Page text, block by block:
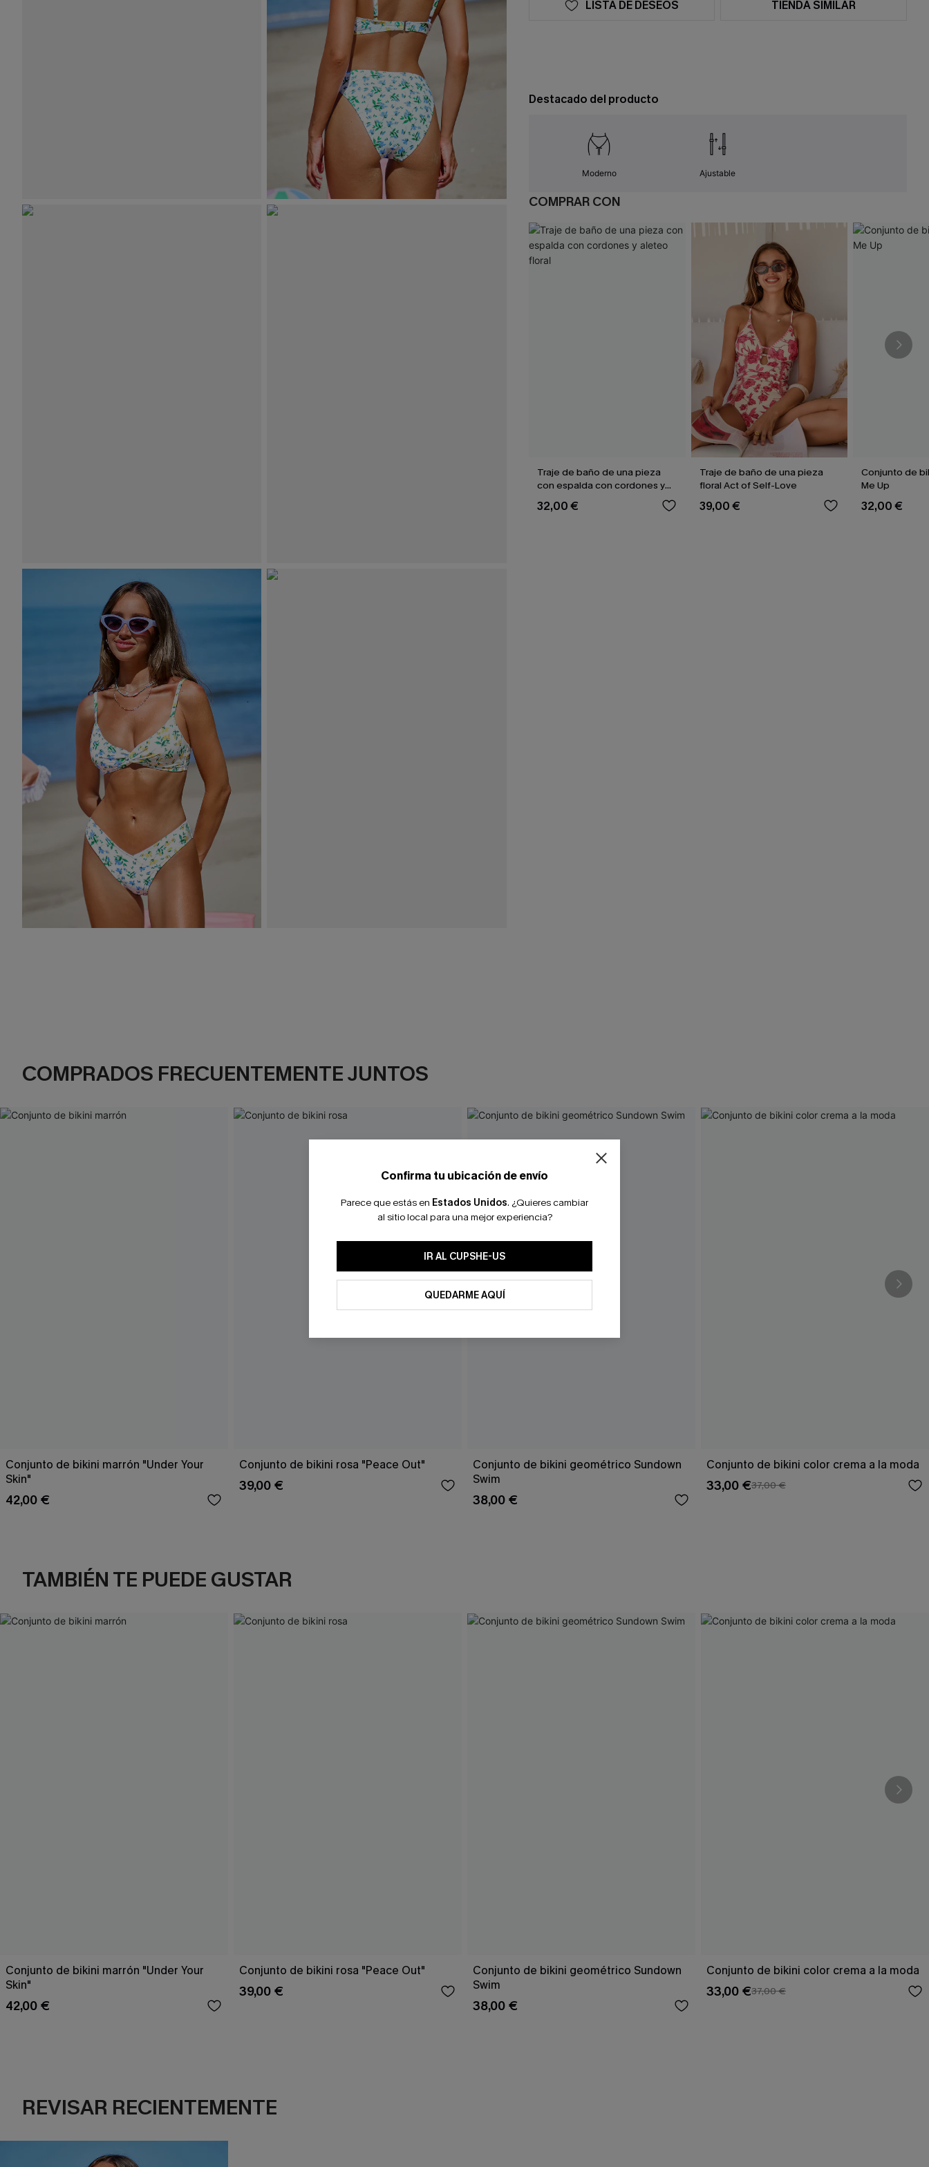
LISTA DE DESEOS TIENDA SIMILAR
Destacado del producto
Moderno Ajustable
COMPRAR CON
Traje de baño de una pieza
con espalda con cordones y
aleteo floral
32,00 €
Traje de baño de una pieza
floral Act of Self-Love
39,00 €
Conjunto de
Me Up
32,00 €
COMPRADOS FRECUENTEMENTE JUNTOS
Conjunto de bikini marrón "Under Your
Skin"
42,00 €
Conjunto de bikini rosa "Peace Out"
39,00 €
Conjunto de bikini geométrico Sundown
Swim
38,00 €
Conjunto de bikini color crema a la moda
33,00 €37,00 €
TAMBIÉN TE PUEDE GUSTAR
Conjunto de bikini marrón "Under Your
Skin"
42,00 €
Conjunto de bikini rosa "Peace Out"
39,00 €
Conjunto de bikini geométrico Sundown
Swim
38,00 €
Conjunto de bikini color crema a la moda
33,00 €37,00 €
REVISAR RECIENTEMENTE
Confirma tu ubicación de envío
Parece que estás en Estados Unidos. ¿Quieres cambiar
al sitio local para una mejor experiencia?
IR AL CUPSHE-US
QUEDARME AQUÍ